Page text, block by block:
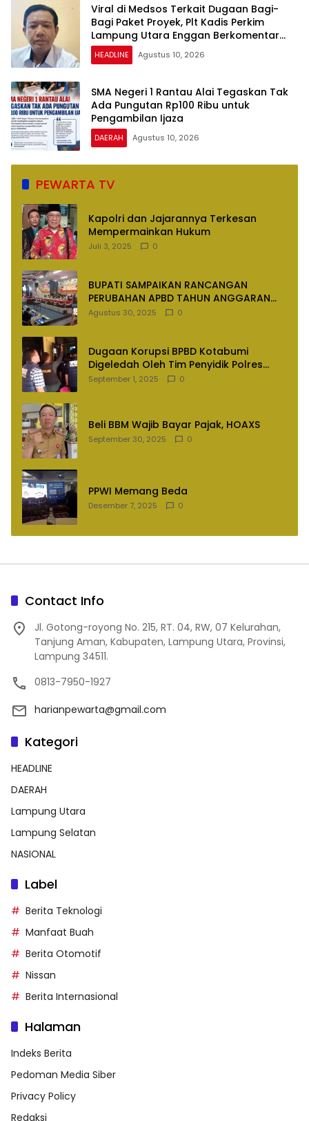
Viral di Medsos Terkait Dugaan Bagi-
Bagi Paket Proyek, Plt Kadis Perkim
Lampung Utara Enggan Berkomentar
Banyak
HEADLINE Agustus 10, 2026
SMA Negeri 1 Rantau Alai Tegaskan Tak
Ada Pungutan Rp100 Ribu untuk
Pengambilan Ijaza
DAERAH Agustus 10, 2026
PEWARTA TV
Kapolri dan Jajarannya Terkesan
Mempermainkan Hukum
Juli 3, 2025 0
BUPATI SAMPAIKAN RANCANGAN
PERUBAHAN APBD TAHUN ANGGARAN
2025
Agustus 30, 2025 0
Dugaan Korupsi BPBD Kotabumi
Digeledah Oleh Tim Penyidik Polres
Lampung Utara
September 1, 2025 0
Beli BBM Wajib Bayar Pajak, HOAXS
September 30, 2025 0
PPWI Memang Beda
Desember 7, 2025 0
Contact Info
Jl. Gotong-royong No. 215, RT. 04, RW, 07 Kelurahan,
Tanjung Aman, Kabupaten, Lampung Utara, Provinsi,
Lampung 34511.
0813-7950-1927
harianpewarta@gmail.com
Kategori
HEADLINE
DAERAH
Lampung Utara
Lampung Selatan
NASIONAL
Label
Berita Teknologi
Manfaat Buah
Berita Otomotif
Nissan
Berita Internasional
Halaman
Indeks Berita
Pedoman Media Siber
Privacy Policy
Redaksi